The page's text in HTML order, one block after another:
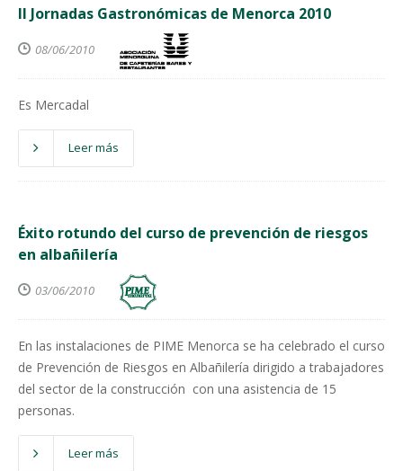
II Jornadas Gastronómicas de Menorca 2010
08/06/2010
Es Mercadal
Leer más
Éxito rotundo del curso de prevención de riesgos
en albañilería
03/06/2010
En las instalaciones de PIME Menorca se ha celebrado el curso
de Prevención de Riesgos en Albañilería dirigido a trabajadores
del sector de la construcción con una asistencia de 15
personas.
Leer más